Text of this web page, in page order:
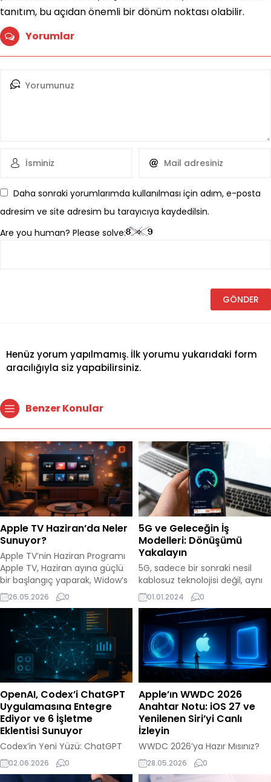
tanıtım, bu açıdan önemli bir dönüm noktası olabilir.
Yorumlar
Daha sonraki yorumlarımda kullanılması için adım, e-posta
adresim ve site adresim bu tarayıcıya kaydedilsin.
Are you human? Please solve:
Henüz yorum yapılmamış. İlk yorumu yukarıdaki form
aracılığıyla siz yapabilirsiniz.
Benzer Konular
Apple TV Haziran’da Neler
Sunuyor?
Apple TV’nin Haziran Programı
Apple TV, Haziran ayına güçlü
bir başlangıç yaparak, Widow’s
Bay ve Maximum Pleasure
Guaranteed gibi dikkat çeken
dizilerle izleyicilerin karşısına
çıkıyor. Ancak bu ay, Cape Fear
adlı yeni bir orijinal dizinin yanı
sıra iki geri dönen şov ve
muhtemelen uzun zamandır
beklenen bir projeye de ev...
26.05.2026 0
5G ve Geleceğin İş
Modelleri: Dönüşümü
Yakalayın
5G, sadece bir sonraki nesil
kablosuz teknolojisi değil, aynı
zamanda iş dünyasında çığır
açan dönüşümler yaratacak
bir katalizördür. Olağanüstü
hızı, düşük gecikme süresi ve
artırılmış bağlantı kapasitesi ile
5G, mevcut iş modellerini
yeniden şekillendirmek ve
tamamen yeni olanaklar
yaratmak için güçlü bir temel
sunuyor. İş Dünyasında 5G’nin
Rolü 5G, veri...
01.01.2024 0
OpenAI, Codex’i ChatGPT
Uygulamasına Entegre
Ediyor ve 6 İşletme
Eklentisi Sunuyor
Codex’in Yeni Yüzü: ChatGPT
Uygulamasında OpenAI,
Codex’i sadece bir kodlama
02.06.2026 0
Apple’ın WWDC 2026
Anahtar Notu: iOS 27 ve
Yenilenen Siri’yi Canlı
İzleyin
WWDC 2026’ya Hazır Mısınız?
Apple, 2026 yılına damgasını
vuracak olan WWDC etkinliğini
28.05.2026 0